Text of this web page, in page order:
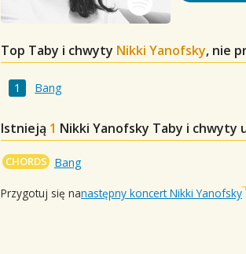
Top Taby i chwyty Nikki Yanofsky, nie
Bang
Istnieją 1 Nikki Yanofsky Taby i chwyty
CHORDS Bang
Przygotuj się nanastępny koncert Nikki Yanofsky